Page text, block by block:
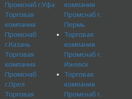
Промснаб г.Уфа
Торговая
компания
Промснаб
г.Казань
Торговая
компания
Промснаб
г.Орел
Торговая
компания
Промснаб г.
Пермь
Торговая
компания
Промснаб г.
Ижевск
Торговая
компания
Промснаб г.